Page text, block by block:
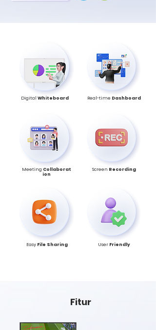
Digital Whiteboard
Meeting Collaborat
ion
Real-time Dashboard
Screen Recording
Easy File Sharing User Friendly
Fitur